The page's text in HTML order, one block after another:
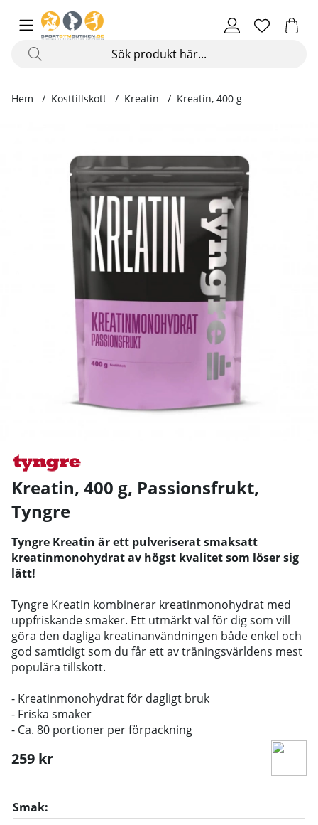
Hem Kosttillskott Kreatin Kreatin, 400 g
Kreatin, 400 g, Passionsfrukt,
Tyngre
Tyngre Kreatin är ett pulveriserat smaksatt
kreatinmonohydrat av högst kvalitet som löser sig
lätt!
Tyngre Kreatin kombinerar kreatinmonohydrat med
uppfriskande smaker. Ett utmärkt val för dig som vill
göra den dagliga kreatinanvändningen både enkel och
god samtidigt som du får ett av träningsvärldens mest
populära tillskott.
- Kreatinmonohydrat för dagligt bruk
- Friska smaker
- Ca. 80 portioner per förpackning
259 kr
Smak: